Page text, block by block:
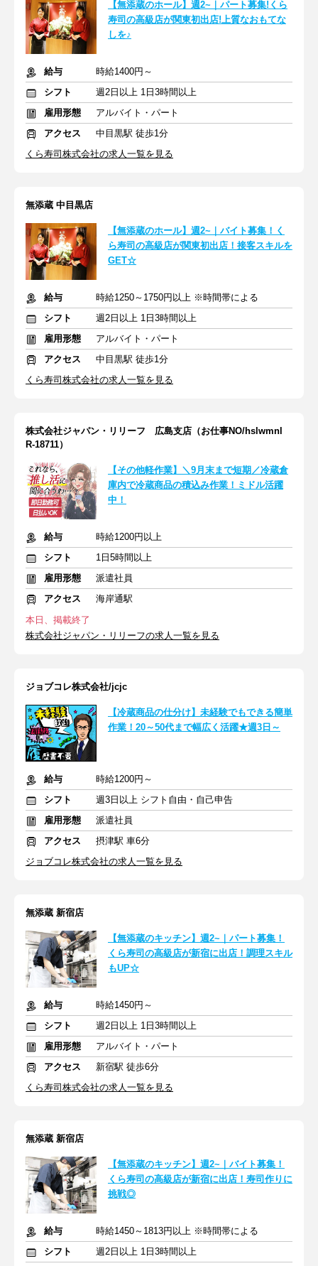
【無添蔵のホール】週2~｜パート募集!くら
寿司の高級店が関東初出店!上質なおもてな
しを♪
給与
時給1400円～
シフト
週2日以上 1日3時間以上
雇用形態
アルバイト・パート
アクセス
中目黒駅 徒歩1分
くら寿司株式会社の求人一覧を見る
無添蔵 中目黒店
【無添蔵のホール】週2~｜バイト募集！く
ら寿司の高級店が関東初出店！接客スキルを
GET☆
給与
時給1250～1750円以上 ※時間帯による
シフト
週2日以上 1日3時間以上
雇用形態
アルバイト・パート
アクセス
中目黒駅 徒歩1分
くら寿司株式会社の求人一覧を見る
株式会社ジャパン・リリーフ 広島支店（お仕事NO/hslwmnl
R-18711）
【その他軽作業】＼9月末まで短期／冷蔵倉
庫内で冷蔵商品の積込み作業！ミドル活躍
中！
給与
時給1200円以上
シフト
1日5時間以上
雇用形態
派遣社員
アクセス
海岸通駅
本日、掲載終了
株式会社ジャパン・リリーフの求人一覧を見る
ジョブコレ株式会社/jcjc
【冷蔵商品の仕分け】未経験でもできる簡単
作業！20～50代まで幅広く活躍★週3日～
給与
時給1200円～
シフト
週3日以上 シフト自由・自己申告
雇用形態
派遣社員
アクセス
摂津駅 車6分
ジョブコレ株式会社の求人一覧を見る
無添蔵 新宿店
【無添蔵のキッチン】週2~｜パート募集！
くら寿司の高級店が新宿に出店！調理スキル
もUP☆
給与
時給1450円～
シフト
週2日以上 1日3時間以上
雇用形態
アルバイト・パート
アクセス
新宿駅 徒歩6分
くら寿司株式会社の求人一覧を見る
無添蔵 新宿店
【無添蔵のキッチン】週2~｜バイト募集！
くら寿司の高級店が新宿に出店！寿司作りに
挑戦◎
給与
時給1450～1813円以上 ※時間帯による
シフト
週2日以上 1日3時間以上